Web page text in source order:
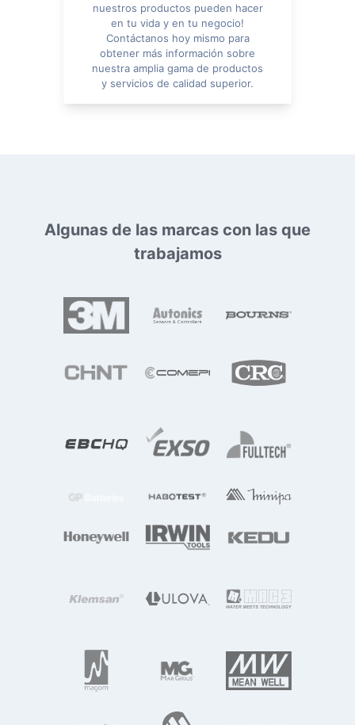
nuestros productos pueden hacer
en tu vida y en tu negocio!
Contáctanos hoy mismo para
obtener más información sobre
nuestra amplia gama de productos
y servicios de calidad superior.
Algunas de las marcas con las que
trabajamos